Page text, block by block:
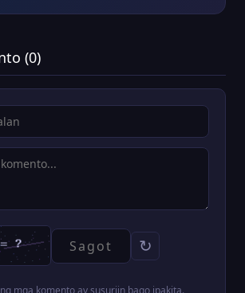
(0)
↻
mga komento ay susuriin bago ipakita.